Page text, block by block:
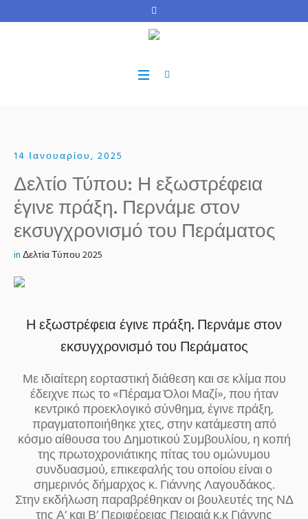
14 Ιανουαρίου, 2025
Δελτίο Τύπου: Η εξωστρέφεια
έγινε πράξη. Περνάμε στον
εκσυγχρονισμό του Περάματος
inΔελτία Τύπου 2025
Η εξωστρέφεια έγινε πράξη. Περνάμε στον
εκσυγχρονισμό του Περάματος
Με ιδιαίτερη εορταστική διάθεση και σε κλίμα που
έδειχνε πως το «Πέραμα Όλοι Μαζί», που ήταν
κεντρικό προεκλογικό σύνθημα, έγινε πράξη,
πραγματοποιήθηκε χτες, στην κατάμεστη από
κόσμο αίθουσα του Δημοτικού Συμβουλίου, η κοπή
της πρωτοχρονιάτικης πίτας του ομώνυμου
συνδυασμού, επικεφαλής του οποίου είναι ο
σημερινός δήμαρχος κ. Γιάννης Λαγουδάκος.
Στην εκδήλωση παραβρέθηκαν οι βουλευτές της ΝΔ